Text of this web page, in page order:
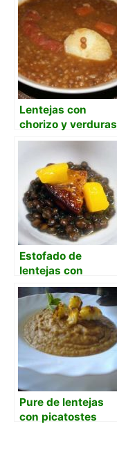
Lentejas con
chorizo y verduras
en olla exprés
Estofado de
lentejas con
citricos, foie y
mango
caramelizado
Pure de lentejas
con picatostes